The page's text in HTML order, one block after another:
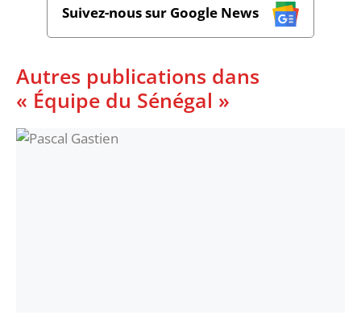
Suivez-nous sur Google News
Autres publications dans
« Équipe du Sénégal »